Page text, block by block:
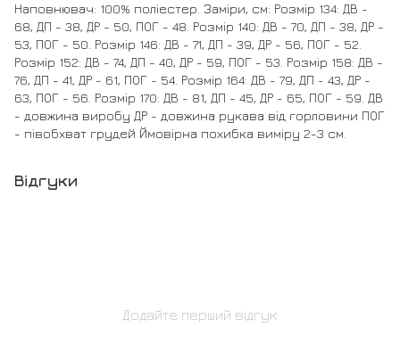
Наповнювач: 100% поліестер. Заміри, см: Розмір 134: ДВ -
68, ДП - 38, ДР - 50, ПОГ - 48. Розмір 140: ДВ - 70, ДП - 38, ДР -
53, ПОГ - 50. Розмір 146: ДВ - 71, ДП - 39, ДР - 56, ПОГ - 52.
Розмір 152: ДВ - 74, ДП - 40, ДР - 59, ПОГ - 53. Розмір 158: ДВ -
76, ДП - 41, ДР - 61, ПОГ - 54. Розмір 164: ДВ - 79, ДП - 43, ДР -
63, ПОГ - 56. Розмір 170: ДВ - 81, ДП - 45, ДР - 65, ПОГ - 59. ДВ
- довжина виробу ДР - довжина рукава від горловини ПОГ
- півобхват грудей Ймовірна похибка виміру 2-3 см.
Відгуки
Додайте перший відгук